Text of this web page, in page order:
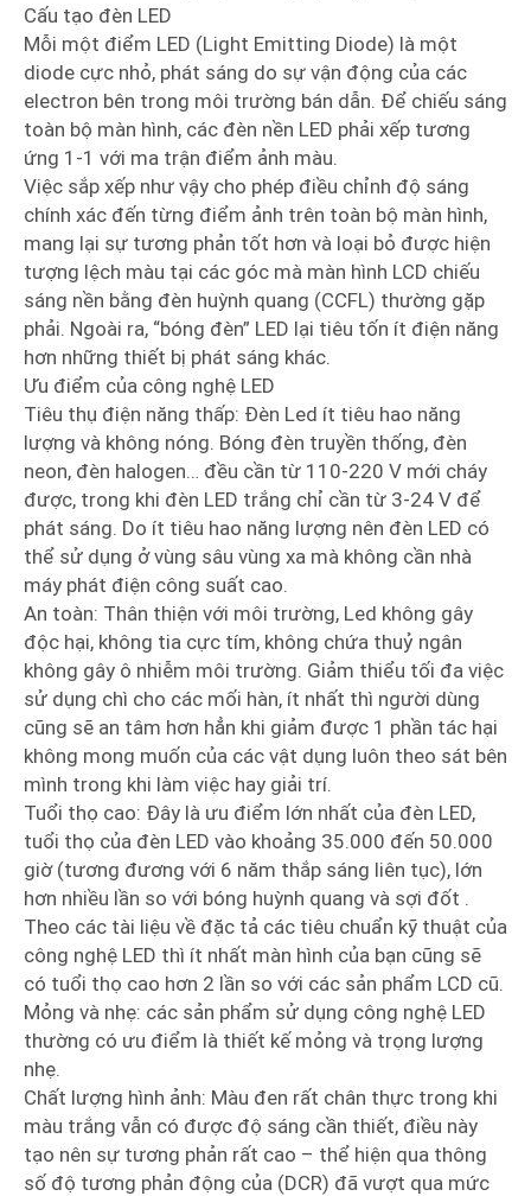
Cấu tạo đèn LED
Mỗi một điểm LED (Light Emitting Diode) là một
diode cực nhỏ, phát sáng do sự vận động của các
electron bên trong môi trường bán dẫn. Để chiếu sáng
toàn bộ màn hình, các đèn nền LED phải xếp tương
ứng 1-1 với ma trận điểm ảnh màu.
Việc sắp xếp như vậy cho phép điều chỉnh độ sáng
chính xác đến từng điểm ảnh trên toàn bộ màn hình,
mang lại sự tương phản tốt hơn và loại bỏ được hiện
tượng lệch màu tại các góc mà màn hình LCD chiếu
sáng nền bằng đèn huỳnh quang (CCFL) thường gặp
phải. Ngoài ra, “bóng đèn” LED lại tiêu tốn ít điện năng
hơn những thiết bị phát sáng khác.
Ưu điểm của công nghệ LED
Tiêu thụ điện năng thấp: Đèn Led ít tiêu hao năng
lượng và không nóng. Bóng đèn truyền thống, đèn
neon, đèn halogen… đều cần từ 110-220 V mới cháy
được, trong khi đèn LED trắng chỉ cần từ 3-24 V để
phát sáng. Do ít tiêu hao năng lượng nên đèn LED có
thể sử dụng ở vùng sâu vùng xa mà không cần nhà
máy phát điện công suất cao.
An toàn: Thân thiện với môi trường, Led không gây
độc hại, không tia cực tím, không chứa thuỷ ngân
không gây ô nhiễm môi trường. Giảm thiểu tối đa việc
sử dụng chì cho các mối hàn, ít nhất thì người dùng
cũng sẽ an tâm hơn hẳn khi giảm được 1 phần tác hại
không mong muốn của các vật dụng luôn theo sát bên
mình trong khi làm việc hay giải trí.
Tuổi thọ cao: Đây là ưu điểm lớn nhất của đèn LED,
tuổi thọ của đèn LED vào khoảng 35.000 đến 50.000
giờ (tương đương với 6 năm thắp sáng liên tục), lớn
hơn nhiều lần so với bóng huỳnh quang và sợi đốt .
Theo các tài liệu về đặc tả các tiêu chuẩn kỹ thuật của
công nghệ LED thì ít nhất màn hình của bạn cũng sẽ
có tuổi thọ cao hơn 2 lần so với các sản phẩm LCD cũ.
Mỏng và nhẹ: các sản phẩm sử dụng công nghệ LED
thường có ưu điểm là thiết kế mỏng và trọng lượng
nhẹ.
Chất lượng hình ảnh: Màu đen rất chân thực trong khi
màu trắng vẫn có được độ sáng cần thiết, điều này
tạo nên sự tương phản rất cao – thể hiện qua thông
số độ tương phản động của (DCR) đã vượt qua mức